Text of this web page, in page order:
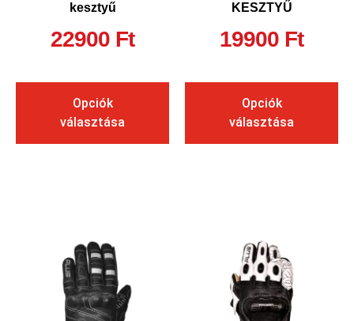
kesztyű
22900 Ft
Opciók
választása
KESZTYŰ
19900 Ft
Opciók
választása